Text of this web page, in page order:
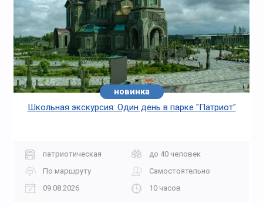
На ВДНХ На выпускной
хит
новинка
Школьная экскурсия: Один день в парке "Патриот"
патриотическая
до 40 человек
По маршруту
Самостоятельно
09.08.2026
10 часов